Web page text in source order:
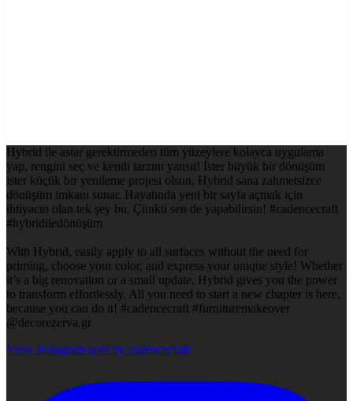
Hybrid ile astar gerektirmeden tüm yüzeylere kolayca uygulama
yap, rengini seç ve kendi tarzını yansıt! İster büyük bir dönüşüm
ister küçük bir yenileme projesi olsun, Hybrid sana zahmetsizce
dönüşüm imkanı sunar. Hayatında yeni bir sayfa açmak için
ihtiyacın olan tek şey bu. Çünkü sen de yapabilirsin! #cadencecraft
#hybridiledönüşüm
With Hybrid, easily apply to all surfaces without the need for
priming, choose your color, and express your unique style! Whether
it’s a big renovation or a small update, Hybrid gives you the power
to transform effortlessly. All you need to start a new chapter is here,
because you can do it! #cadencecraft #furnituremakeover
@decorezerva.gr
View Instagram post by cadencecraft